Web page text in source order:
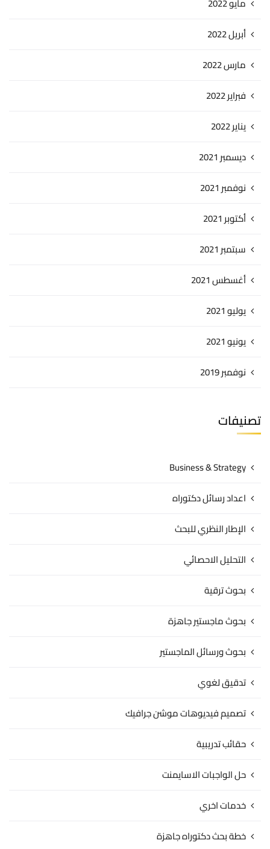
أبريل 2022
مارس 2022
فبراير 2022
يناير 2022
ديسمبر 2021
نوفمبر 2021
أكتوبر 2021
سبتمبر 2021
أغسطس 2021
يوليو 2021
يونيو 2021
نوفمبر 2019
تصنيفات
Business & Strategy
اعداد رسائل دكتوراه
الإطار النظري للبحث
التحليل الاحصائي
بحوث ترقية
بحوث ماجستير جاهزة
بحوث ورسائل الماجستير
تدقيق لغوي
تصميم فيديوهات موشن جرافيك
حقائب تدريبية
حل الواجبات الاسايمنت
خدمات اخري
خطة بحث دكتوراه جاهزة